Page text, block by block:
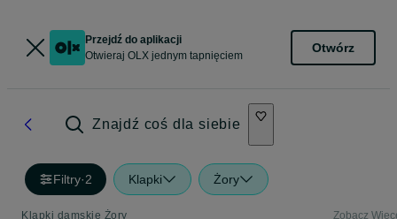
Przejdź do aplikacji
Otwieraj OLX jednym tapnięciem
Otwórz
Znajdź coś dla siebie
Filtry·2 Klapki Żory
Klapki damskie Żory Zobacz